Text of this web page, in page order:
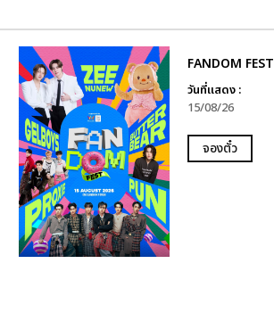
FANDOM FEST
วันที่แสดง :
15/08/26
จองตั๋ว